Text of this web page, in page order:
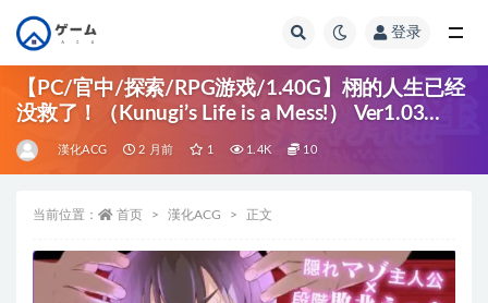
登录
【PC/官中/探索/RPG游戏/1.40G】栩的人生已经
没救了！（Kunugi’s Life is a Mess!） Ver1.03
Steam官中步兵版+自带全回想+探索RPG游戏
+1.40G
漢化ACG 2 月前 1 1.4K 10
当前位置： 首页 漢化ACG 正文